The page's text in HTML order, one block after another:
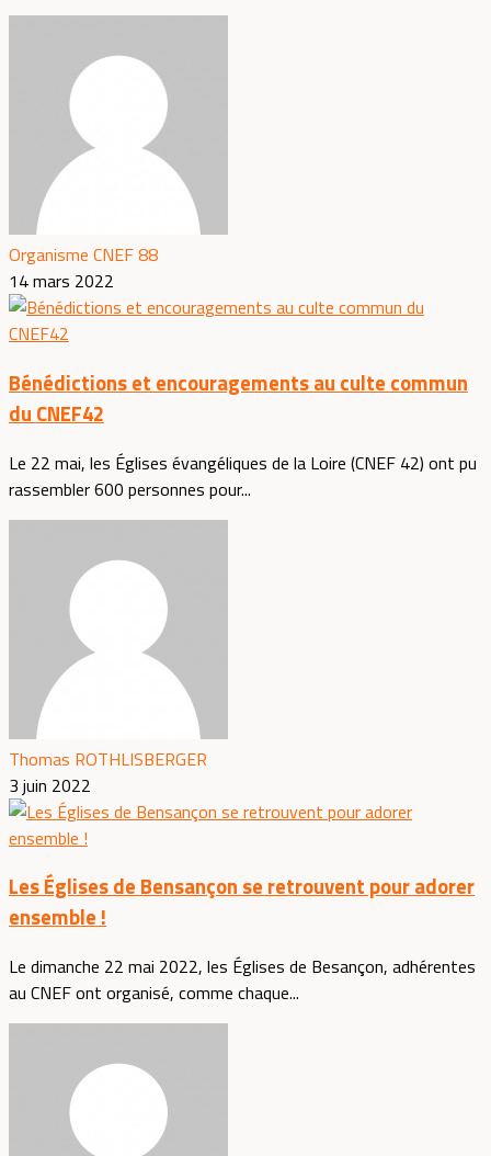
Organisme CNEF 88
14 mars 2022
Bénédictions et encouragements au culte commun
du CNEF42
Le 22 mai, les Églises évangéliques de la Loire (CNEF 42) ont pu
rassembler 600 personnes pour...
Thomas ROTHLISBERGER
3 juin 2022
Les Églises de Bensançon se retrouvent pour adorer
ensemble !
Le dimanche 22 mai 2022, les Églises de Besançon, adhérentes
au CNEF ont organisé, comme chaque...